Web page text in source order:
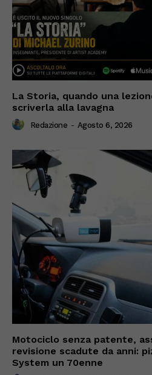
La Storia, quando una
scriverla alla lavagna
Redazione - Agosto 6, 2026
Motociclo senza patente,
revisione scadute da anni:
System un 70enne